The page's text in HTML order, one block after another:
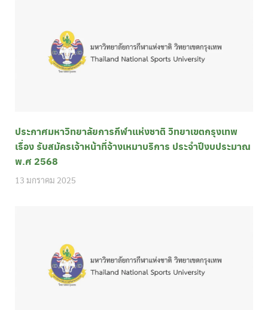
ประกาศมหาวิทยาลัยการกีฬาแห่งชาติ วิทยาเขตกรุงเทพ
เรื่อง รับสมัครเจ้าหน้าที่จ้างเหมาบริการ ประจำปีงบประมาณ
พ.ศ 2568
13 มกราคม 2025